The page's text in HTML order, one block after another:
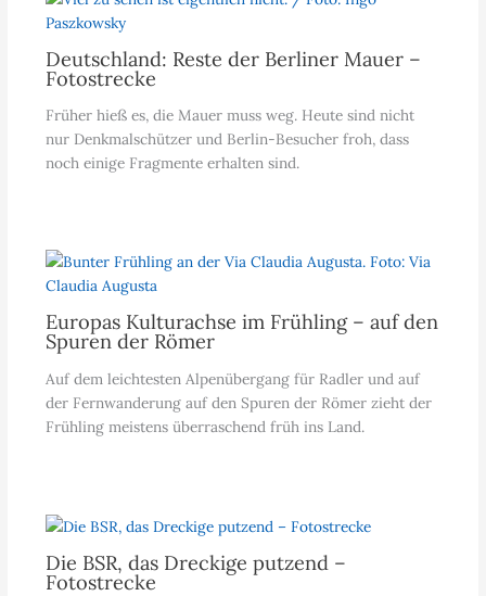
Deutschland: Reste der Berliner Mauer –
Fotostrecke
Früher hieß es, die Mauer muss weg. Heute sind nicht
nur Denkmalschützer und Berlin-Besucher froh, dass
noch einige Fragmente erhalten sind.
Europas Kulturachse im Frühling – auf den
Spuren der Römer
Auf dem leichtesten Alpenübergang für Radler und auf
der Fernwanderung auf den Spuren der Römer zieht der
Frühling meistens überraschend früh ins Land.
Die BSR, das Dreckige putzend –
Fotostrecke